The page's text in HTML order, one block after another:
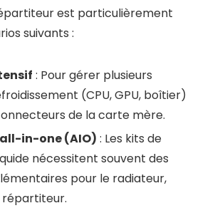
est particulièrement
suivants :
: Pour gérer plusieurs
(CPU, GPU, boîtier)
de la carte mère.
in-one (AIO) : Les kits de
nécessitent souvent des
pour le radiateur,
répartiteur.